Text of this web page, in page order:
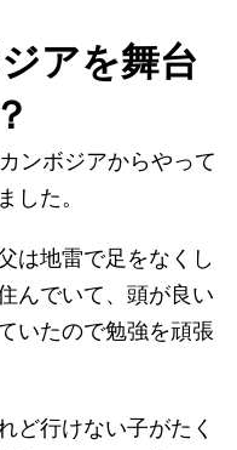
アを舞台
ンボジアからやって
した。
は地雷で足をなくし
んでいて、頭が良い
いたので勉強を頑張
ど行けない子がたく